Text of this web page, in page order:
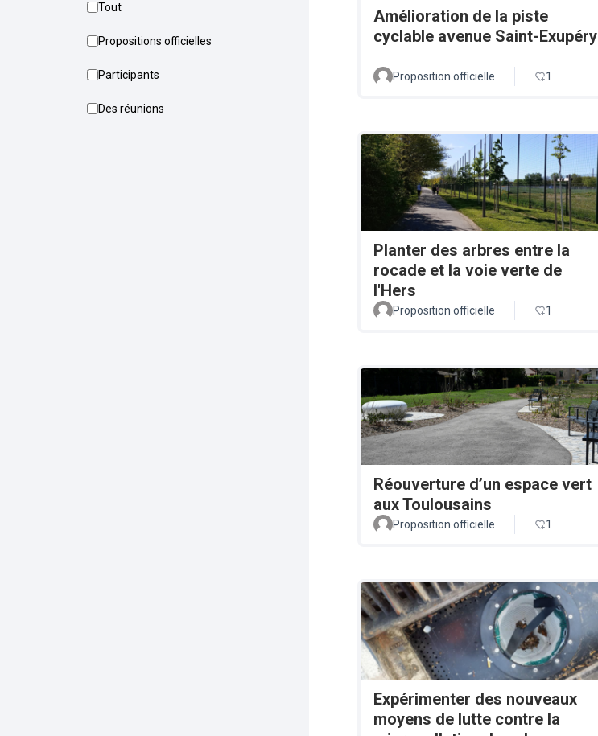
Tout
Propositions officielles
Participants
Des réunions
Amélioration de la piste
cyclable avenue Saint-Exupéry
Proposition officielle 1
Planter des arbres entre la
rocade et la voie verte de
l'Hers
Proposition officielle 1
Réouverture d’un espace vert
aux Toulousains
Proposition officielle 1
Expérimenter des nouveaux
moyens de lutte contre la